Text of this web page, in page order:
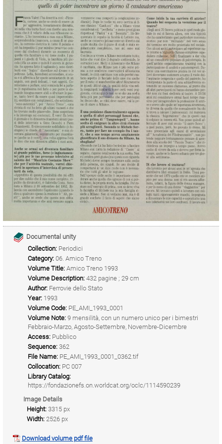
Documental unity
Collection: Periodici
Category: 06. Amico Treno
Volume Title: Amico Treno 1993
Volume Description: 432 pagine ; 29 cm
Author: Ferrovie dello Stato
Year: 1993
Volume Code: PE_AMI_1993_0001
Volume Note: 9 mensilità, con un numero unico per i bimestri
Febbraio-Marzo, Agosto-Settembre, Novembre-Dicembre
Access: Pubblico
Sequence: 362
File Name: PE_AMI_1993_0001_0362.tif
Collocation: PC 007
Library Catalog:
https://fondazionefs.on.worldcat.org/oclc/1114590239
Image Details
Height: 3315 px
Width: 2526 px
Download volume pdf file